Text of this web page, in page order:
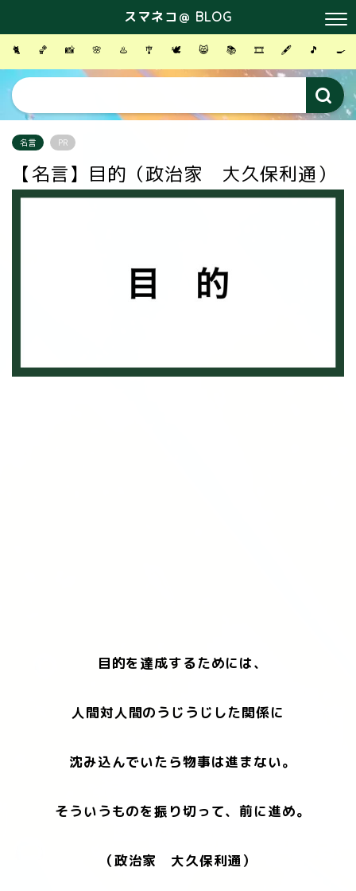
スマネコ＠ BLOG
🐈 🏀 📸 🌸 ♨️ 🎐 🕊 😸 📚 🎞 🖋 🎵 🍳
名言 PR
【名言】目的（政治家 大久保利通）
目的を達成するためには、
人間対人間のうじうじした関係に
沈み込んでいたら物事は進まない。
そういうものを振り切って、前に進め。
（政治家 大久保利通）